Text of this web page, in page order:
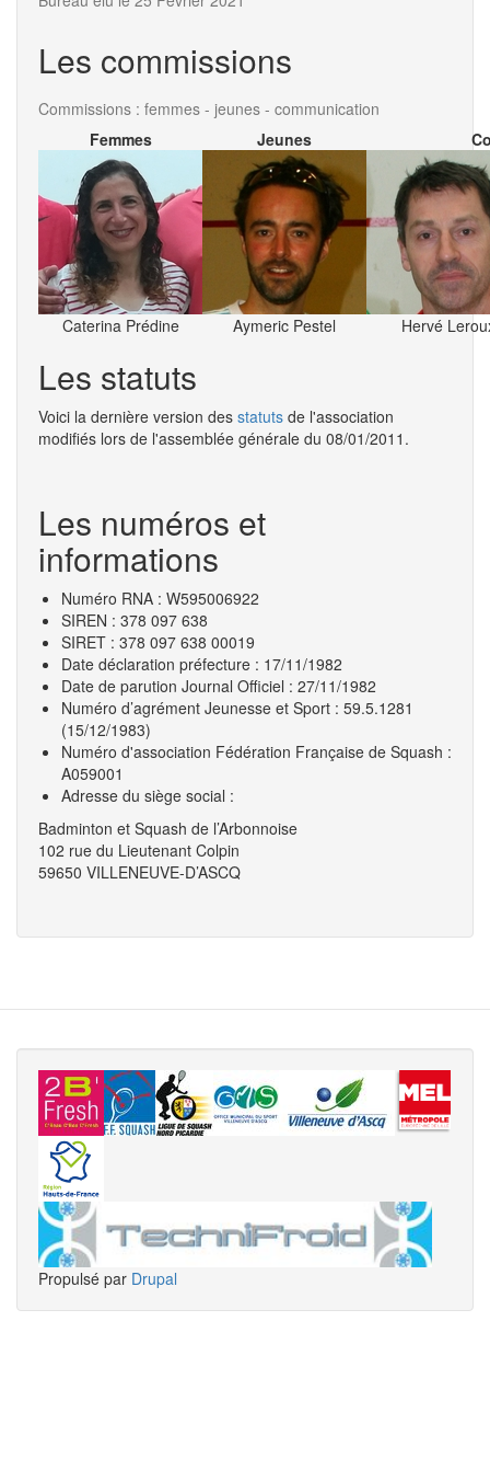
Les commissions
Commissions : femmes - jeunes - communication
Femmes
Jeunes
Caterina Prédine Aymeric Pestel Hervé
Les statuts
Voici la dernière version des statuts de l'association
modifiés lors de l'assemblée générale du 08/01/2011.
Les numéros et
informations
Numéro RNA : W595006922
SIREN : 378 097 638
SIRET : 378 097 638 00019
Date déclaration préfecture : 17/11/1982
Date de parution Journal Officiel : 27/11/1982
Numéro d’agrément Jeunesse et Sport : 59.5.1281
(15/12/1983)
Numéro d'association Fédération Française de Squash :
A059001
Adresse du siège social :
Badminton et Squash de l’Arbonnoise
102 rue du Lieutenant Colpin
59650 VILLENEUVE-D’ASCQ
Propulsé par Drupal